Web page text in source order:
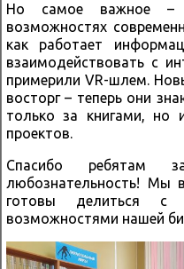
Но самое важное –
возможностях
как работает
взаимодействовать с
примерили VR-шлем.
восторг – теперь они
только за книгами, но
проектов.
Спасибо ребятам
любознательность! Мы
готовы делиться
возможностями нашей